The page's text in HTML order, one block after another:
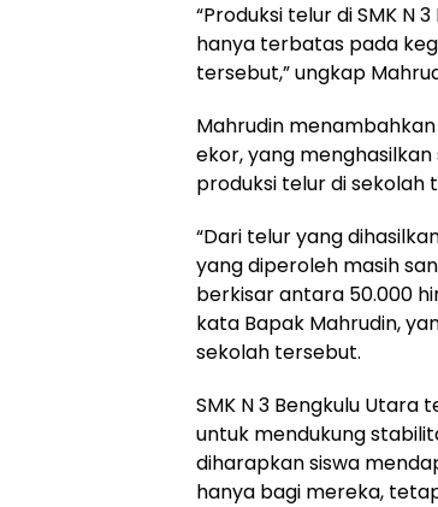
“Produksi telur di SMK N
hanya terbatas pada
tersebut,” ungkap
Mahrudin menambahkan
ekor, yang
produksi telur di sekolah
“Dari telur yang
yang diperoleh masih
berkisar antara 50.000
kata Bapak Mahrudin,
sekolah tersebut.
SMK N 3 Bengkulu
untuk mendukung
diharapkan siswa
hanya bagi mereka,